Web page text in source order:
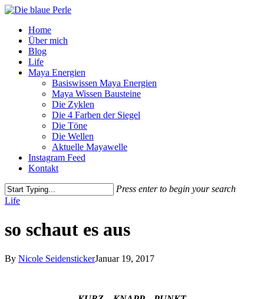
Skip
main
content
Menu
Home
Über mich
Blog
Life
Maya Energien
Basiswissen Maya Energien
Maya Wissen Bausteine
Die Zyklen
Die 4 Farben der Siegel
Die Töne
Die Wellen
Aktuelle Mayawelle
Instagram Feed
Kontakt
Press enter to begin your search
Close
Life
so schaut es aus
By Nicole SeidenstickerJanuar 19, 2017